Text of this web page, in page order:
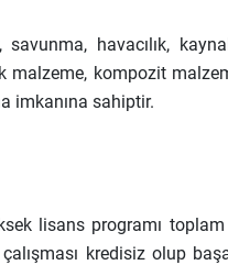
havacılık,
malzeme, kompozit
imkanına sahiptir.
lisans programı
kredisiz olup